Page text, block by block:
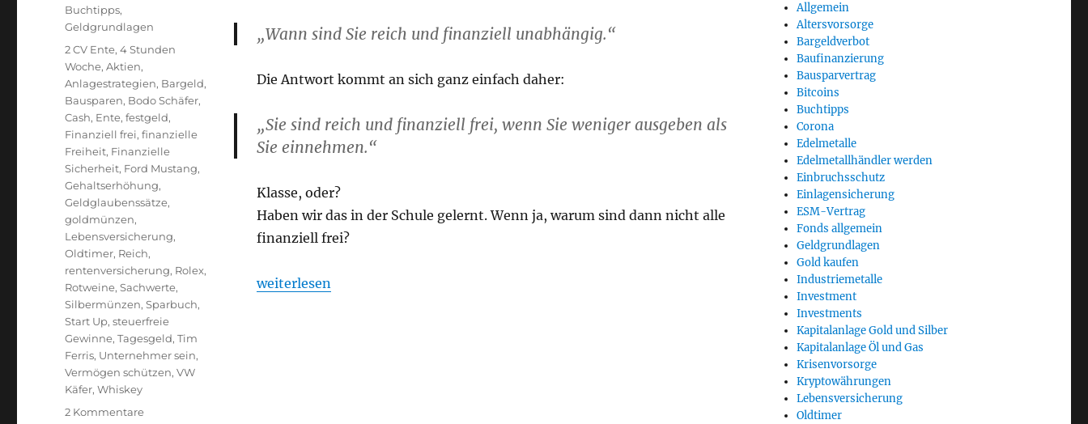
„Wann sind Sie reich und finanziell unabhängig.“
Die Antwort kommt an sich ganz einfach daher:
„Sie sind reich und finanziell frei, wenn Sie weniger ausgeben als
Sie einnehmen.“
Klasse, oder?
Haben wir das in der Schule gelernt. Wenn ja, warum sind dann nicht alle
finanziell frei?
„Wann sind Sie reich und finanziell unabhängig? Und wie kommen Sie dahin?“
weiterlesen
Kategorien
Buchtipps,
Geldgrundlagen
Schlagwörter
2 CV Ente,4 Stunden
Woche,Aktien,
Anlagestrategien, Bargeld,
Bausparen, Bodo Schäfer,
Cash, Ente,festgeld,
Finanziell frei,finanzielle
Freiheit, Finanzielle
Sicherheit, Ford Mustang,
Gehaltserhöhung,
Geldglaubenssätze,
goldmünzen,
Lebensversicherung,
Oldtimer, Reich,
rentenversicherung, Rolex,
Rotweine,Sachwerte,
Silbermünzen,Sparbuch,
Start Up,steuerfreie
Gewinne,Tagesgeld,Tim
Ferris, Unternehmer sein,
Vermögen schützen,VW
Käfer,Whiskey
2 Kommentarezu
Allgemein
Altersvorsorge
Bargeldverbot
Baufinanzierung
Bausparvertrag
Bitcoins
Buchtipps
Corona
Edelmetalle
Edelmetallhändler werden
Einbruchsschutz
Einlagensicherung
ESM-Vertrag
Fonds allgemein
Geldgrundlagen
Gold kaufen
Industriemetalle
Investment
Investments
Kapitalanlage Gold und Silber
Kapitalanlage Öl und Gas
Krisenvorsorge
Kryptowährungen
Lebensversicherung
Oldtimer